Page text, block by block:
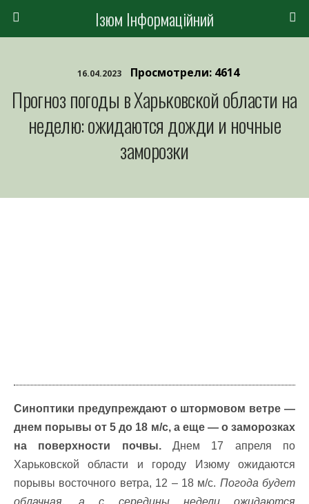
Ізюм Інформаційний
16.04.2023 Просмотрели: 4614
Прогноз погоды в Харьковской области на
неделю: ожидаются дожди и ночные
заморозки
Синоптики предупреждают о штормовом ветре —
днем порывы от 5 до 18 м/с, а еще — о заморозках
на поверхности почвы. Днем 17 апреля по
Харьковской области и городу Изюму ожидаются
порывы восточного ветра, 12 – 18 м/с. Погода будет
облачная, а с середины недели ожидаются